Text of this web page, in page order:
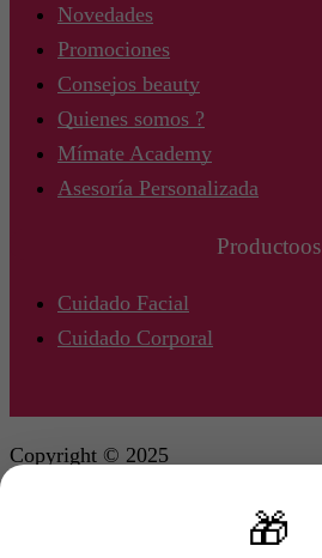
Novedades
Promociones
Consejos beauty
Quienes somos ?
Mímate Academy
Asesoría Personalizada
Productoos
Cuidado Facial
Cuidado Corporal
Copyright © 2025
🎁